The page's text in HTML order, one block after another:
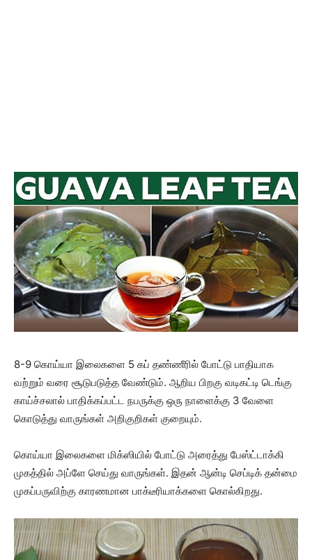
8-9 கொய்யா இலைகளை 5 கப் தண்ணீரில் போட்டு பாதியாக
வற்றும் வரை சூடுபடுத்த வேண்டும். ஆறிய பிறகு வடிகட்டி டெங்கு
காய்ச்சலால் பாதிக்கப்பட்ட நபருக்கு ஒரு நாளைக்கு 3 வேளை
கொடுத்து வாருங்கள் அறிகுறிகள் குறையும்.
கொய்யா இலைகளை மிக்ஸியில் போட்டு அரைத்து பேஸ்ட்டாக்கி
முகத்தில் அப்ளே செய்து வாருங்கள். இதன் ஆன்டி செப்டிக் தன்மை
முகப்பருவிற்கு காரணமான பாக்டீரியாக்களை கொல்கிறது.